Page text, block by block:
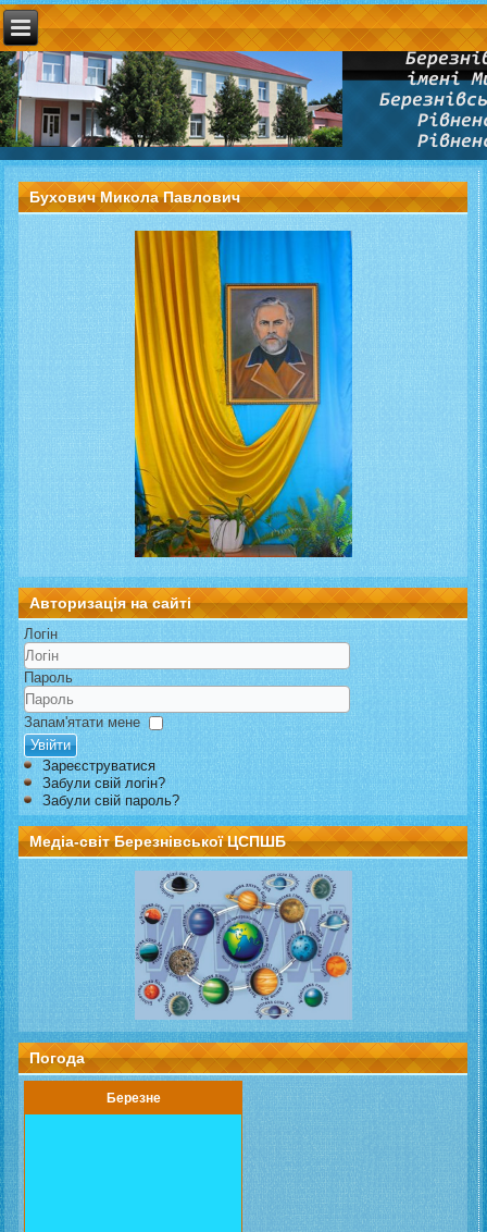
Бухович Микола Павлович
Авторизація на сайті
Логін
Пароль
Запам'ятати мене
Увійти
Зареєструватися
Забули свій логін?
Забули свій пароль?
Медіа-світ Березнівської ЦСПШБ
Погода
Березне